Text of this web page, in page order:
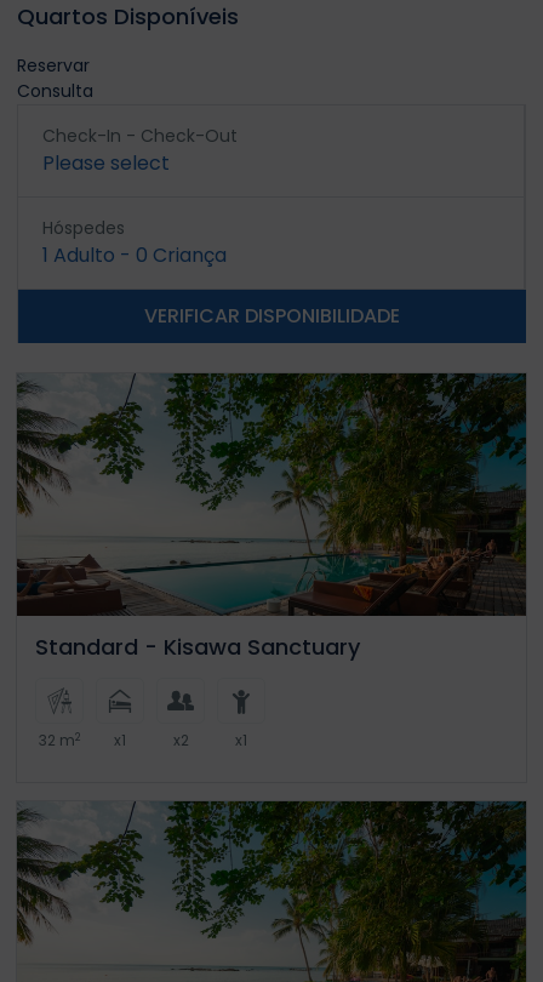
Quartos Disponíveis
Reservar
Consulta
Check-In - Check-Out
Please select
Hóspedes
1 Adulto - 0 Criança
VERIFICAR DISPONIBILIDADE
Standard - Kisawa Sanctuary
32 m2 x1 x2 x1